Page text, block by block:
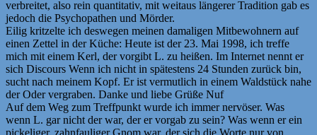
verbreitet, also rein quantitativ, mit weitaus längerer Tradition gab es
jedoch die Psychopathen und Mörder.
Eilig kritzelte ich deswegen meinen damaligen Mitbewohnern auf
einen Zettel in der Küche: Heute ist der 23. Mai 1998, ich treffe
mich mit einem Kerl, der vorgibt L. zu heißen. Im Internet nennt er
sich Discours Wenn ich nicht in spätestens 24 Stunden zurück bin,
sucht nach meinem Kopf. Er ist vermutlich in einem Waldstück nahe
der Oder vergraben. Danke und liebe Grüße Nuf
Auf dem Weg zum Treffpunkt wurde ich immer nervöser. Was
wenn L. gar nicht der war, der er vorgab zu sein? Was wenn er ein
pickeliger, zahnfauliger Gnom war, der sich die Worte nur von